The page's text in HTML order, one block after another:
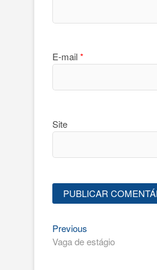
E-mail*
Site
Navegação
de
Previous
post:
Vaga de estágio